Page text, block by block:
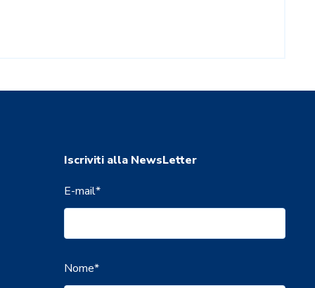
Iscriviti alla NewsLetter
E-mail*
Nome*